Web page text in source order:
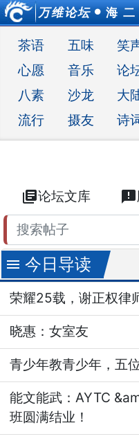
万维论坛 ● 海
茶语 五味 笑
心愿
音乐 论
八素
沙龙 大
流行
摄友 诗
library_books论坛文库 announcement
menu 今日导读
荣耀25载，谢正权律
晓惠：女室友
青少年教青少年，五
能文能武：AYTC
班圆满结业！